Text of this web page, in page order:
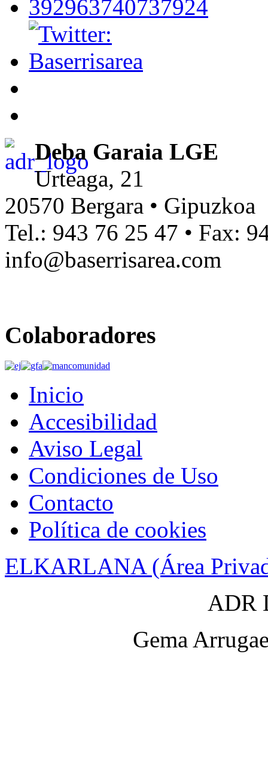
Deba Garaia LGE
Urteaga, 21
20570 Bergara • Gipuzkoa
Tel.: 943 76 25 47 • Fax:
info@baserrisarea.com
Colaboradores
Inicio
Accesibilidad
Aviso Legal
Condiciones de Uso
Contacto
Política de cookies
ELKARLANA (Área
ADR
Gema